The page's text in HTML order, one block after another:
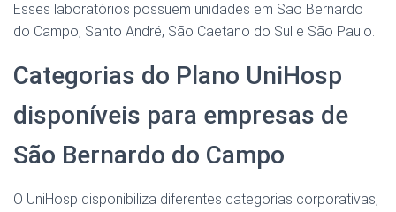
Esses laboratórios possuem unidades em São Bernardo
do Campo, Santo André, São Caetano do Sul e São Paulo.
Categorias do Plano UniHosp
disponíveis para empresas de
São Bernardo do Campo
O UniHosp disponibiliza diferentes categorias corporativas,